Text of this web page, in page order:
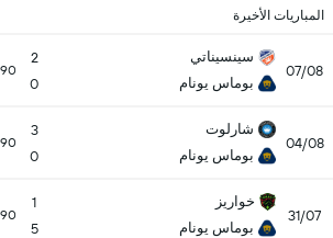
المباريات الأخيرة
07/08
سينسيناتي
بوماس يونام
2
0
90
04/08
شارلوت
بوماس يونام
3
0
90
31/07
خواريز
بوماس يونام
1
5
90